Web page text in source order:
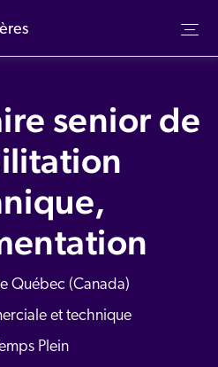
senior de
Québec (Canada)
et technique
Plein